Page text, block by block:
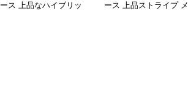
ース 上品なハイブリッ
ース 上品ストライプ メ